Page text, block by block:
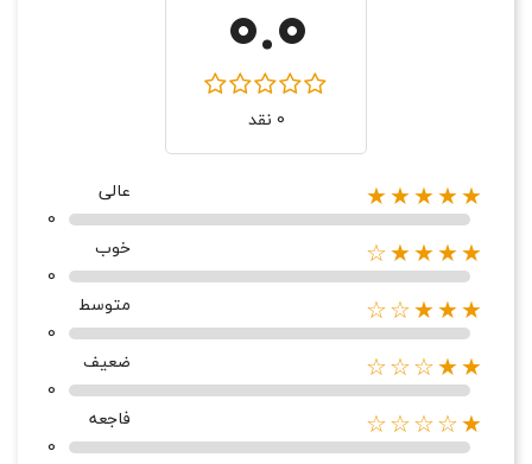
0.0
0 نقد
★★★★★
عالی
0
★★★★☆
خوب
0
★★★☆☆
متوسط
0
★★☆☆☆
ضعیف
0
★☆☆☆☆
فاجعه
0